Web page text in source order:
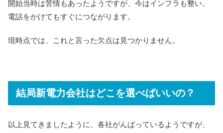
開始当時は苦情もあったようですが、今はインフラも整い、
電話をかけてもすぐにつながります。
現時点では、これと言った欠点は見つかりません。
結局新電力会社はどこを選べばいいの？
以上見てきましたように、各社がんばっているようですが、